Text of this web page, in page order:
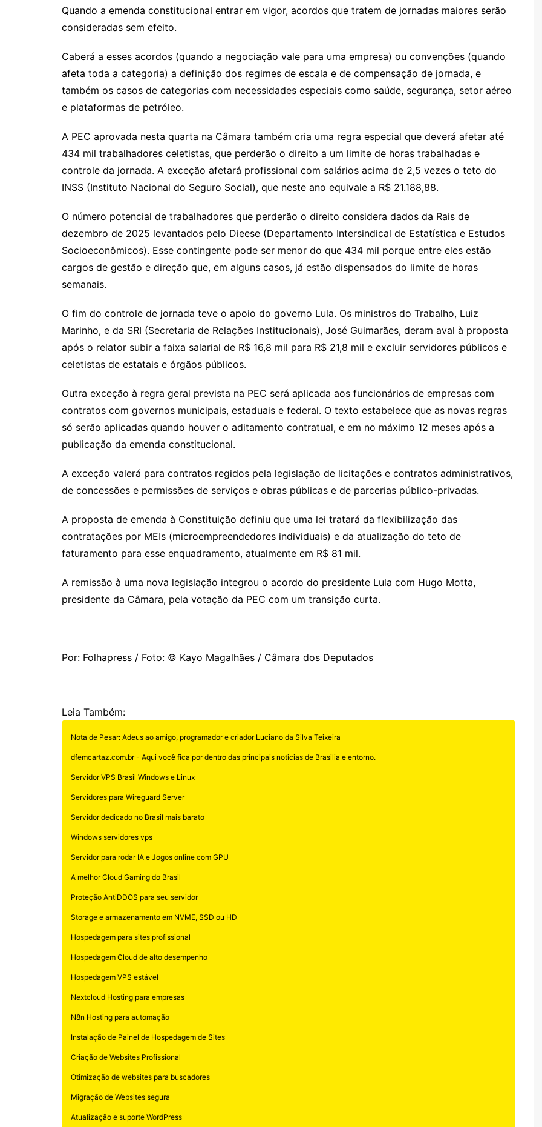
Quando a emenda constitucional entrar em vigor, acordos que tratem de jornadas maiores serão
consideradas sem efeito.
Caberá a esses acordos (quando a negociação vale para uma empresa) ou convenções (quando
afeta toda a categoria) a definição dos regimes de escala e de compensação de jornada, e
também os casos de categorias com necessidades especiais como saúde, segurança, setor aéreo
e plataformas de petróleo.
A PEC aprovada nesta quarta na Câmara também cria uma regra especial que deverá afetar até
434 mil trabalhadores celetistas, que perderão o direito a um limite de horas trabalhadas e
controle da jornada. A exceção afetará profissional com salários acima de 2,5 vezes o teto do
INSS (Instituto Nacional do Seguro Social), que neste ano equivale a R$ 21.188,88.
O número potencial de trabalhadores que perderão o direito considera dados da Rais de
dezembro de 2025 levantados pelo Dieese (Departamento Intersindical de Estatística e Estudos
Socioeconômicos). Esse contingente pode ser menor do que 434 mil porque entre eles estão
cargos de gestão e direção que, em alguns casos, já estão dispensados do limite de horas
semanais.
O fim do controle de jornada teve o apoio do governo Lula. Os ministros do Trabalho, Luiz
Marinho, e da SRI (Secretaria de Relações Institucionais), José Guimarães, deram aval à proposta
após o relator subir a faixa salarial de R$ 16,8 mil para R$ 21,8 mil e excluir servidores públicos e
celetistas de estatais e órgãos públicos.
Outra exceção à regra geral prevista na PEC será aplicada aos funcionários de empresas com
contratos com governos municipais, estaduais e federal. O texto estabelece que as novas regras
só serão aplicadas quando houver o aditamento contratual, e em no máximo 12 meses após a
publicação da emenda constitucional.
A exceção valerá para contratos regidos pela legislação de licitações e contratos administrativos,
de concessões e permissões de serviços e obras públicas e de parcerias público-privadas.
A proposta de emenda à Constituição definiu que uma lei tratará da flexibilização das
contratações por MEIs (microempreendedores individuais) e da atualização do teto de
faturamento para esse enquadramento, atualmente em R$ 81 mil.
A remissão à uma nova legislação integrou o acordo do presidente Lula com Hugo Motta,
presidente da Câmara, pela votação da PEC com um transição curta.
Por: Folhapress / Foto: © Kayo Magalhães / Câmara dos Deputados
Leia Também:
Nota de Pesar: Adeus ao amigo, programador e criador Luciano da Silva Teixeira
dfemcartaz.com.br - Aqui você fica por dentro das principais noticias de Brasilia e entorno.
Servidor VPS Brasil Windows e Linux
Servidores para Wireguard Server
Servidor dedicado no Brasil mais barato
Windows servidores vps
Servidor para rodar IA e Jogos online com GPU
A melhor Cloud Gaming do Brasil
Proteção AntiDDOS para seu servidor
Storage e armazenamento em NVME, SSD ou HD
Hospedagem para sites profissional
Hospedagem Cloud de alto desempenho
Hospedagem VPS estável
Nextcloud Hosting para empresas
N8n Hosting para automação
Instalação de Painel de Hospedagem de Sites
Criação de Websites Profissional
Otimização de websites para buscadores
Migração de Websites segura
Atualização e suporte WordPress